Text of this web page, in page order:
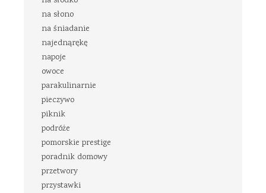
na słono
na śniadanie
najednąrękę
napoje
owoce
parakulinarnie
pieczywo
piknik
podróże
pomorskie prestige
poradnik domowy
przetwory
przystawki